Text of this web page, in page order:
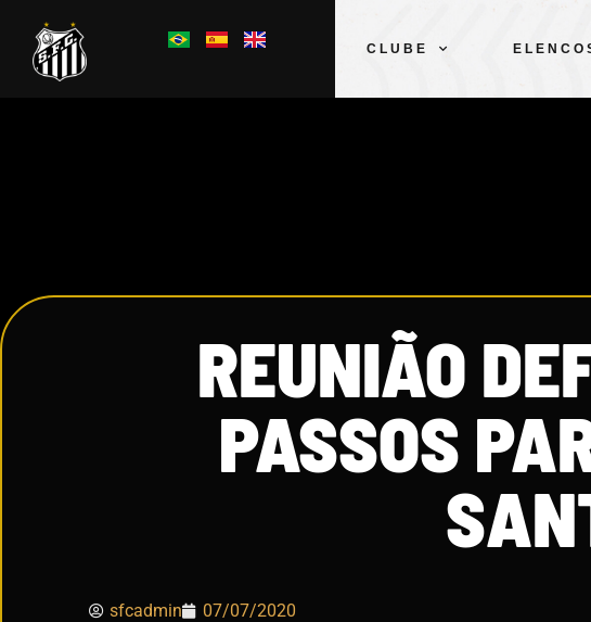
CLUBE
REUNIÃO
PASSOS
sfcadmin 07/07/2020